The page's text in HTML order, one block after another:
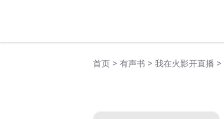
首页 > 有声书 > 我在火影开直播 >